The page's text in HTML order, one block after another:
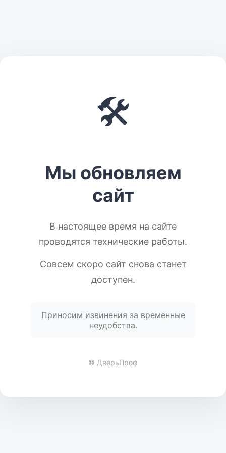
🛠️
Мы обновляем
сайт
В настоящее время на сайте
проводятся технические работы.
Совсем скоро сайт снова станет
доступен.
Приносим извинения за временные
неудобства.
© ДверьПроф